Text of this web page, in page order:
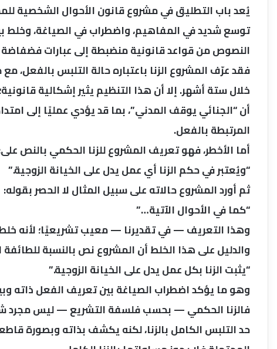
يُعد باب التطليق في مشروع قانون الأحوال الشخصية
توسع شديد في المفاهيم، واضطراب في الصياغة، وخلط
النصوص من قواعد قانونية منضبطة إلى عبارات فضفاضة
فقد عرّف المشروع الزنا باعتباره حالة التلبس بالفعل،
خلال ستة أشهر. إلا أن هذا التنظيم يثير إشكالية
أن “الجنائي يوقف المدني”، بما قد يؤدي عمليًا إلى
المرتبطة بالفعل.
أما الأخطر، فهو تعريف المشروع للزنا الحكمي بالنص
“ويُعتبر في حكم الزنا أي عمل يدل على الخيانة الزوجية.”
ثم أورد المشروع حالاته على سبيل المثال لا الحصر بقوله:
“كما في الأحوال الآتية…”
وهذا التعريف — في تقديرنا — معيب تشريعيًا؛ لأنه خلط
والدليل على هذا الخلط أن المشروع نص بالنسبة للطائفة
“يثبت الزنا بكل عمل يدل على الخيانة الزوجية.”
وهو ما يؤكد اضطراب الصياغة بين تعريف الفعل ذاته
فالزنا الحكمي — بحسب فلسفة التشريع — ليس مجرد
حد التلبس الكامل بالزنا، لكنه يكشف بذاته وبصورة